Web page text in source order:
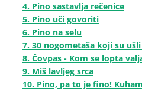
4. Pino sastavlja rečenice
5. Pino uči govoriti
6. Pino na selu
7. 30 nogometaša koji su
8. Čovpas - Kom se lopta
9. Miš lavljeg srca
10. Pino, pa to je fino!